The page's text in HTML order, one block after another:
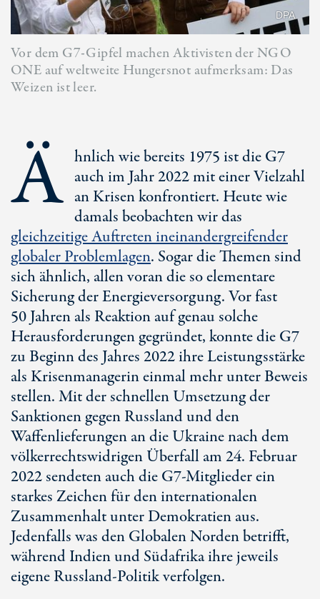
DPA
Vor dem G7-Gipfel machen Aktivisten der NGO
ONE auf weltweite Hungersnot aufmerksam: Das
Weizen ist leer.
Ä hnlich wie bereits 1975 ist die G7
auch im Jahr 2022 mit einer Vielzahl
an Krisen konfrontiert. Heute wie
damals beobachten wir das
gleichzeitige Auftreten ineinandergreifender
globaler Problemlagen. Sogar die Themen sind
sich ähnlich, allen voran die so elementare
Sicherung der Energieversorgung. Vor fast
50 Jahren als Reaktion auf genau solche
Herausforderungen gegründet, konnte die G7
zu Beginn des Jahres 2022 ihre Leistungsstärke
als Krisenmanagerin einmal mehr unter Beweis
stellen. Mit der schnellen Umsetzung der
Sanktionen gegen Russland und den
Waffenlieferungen an die Ukraine nach dem
völkerrechtswidrigen Überfall am 24. Februar
2022 sendeten auch dieG7-Mitglieder ein
starkes Zeichen für den internationalen
Zusammenhalt unter Demokratien aus.
Jedenfalls was den Globalen Norden betrifft,
während Indien und Südafrika ihre jeweils
eigene Russland-Politik verfolgen.